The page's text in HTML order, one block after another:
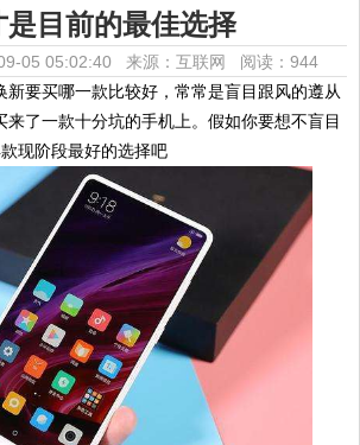
是目前的最佳选择
05 05:02:40 来源：互联网 阅读：944
新要买哪一款比较好，常常是盲目跟风的遵从
来了一款十分坑的手机上。假如你要想不盲目
现阶段最好的选择吧